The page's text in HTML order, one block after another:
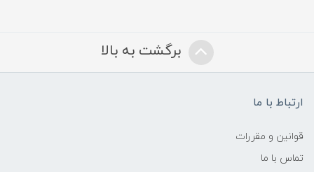
برگشت به بالا
ارتباط با ما
قوانین و مقررات
تماس با ما